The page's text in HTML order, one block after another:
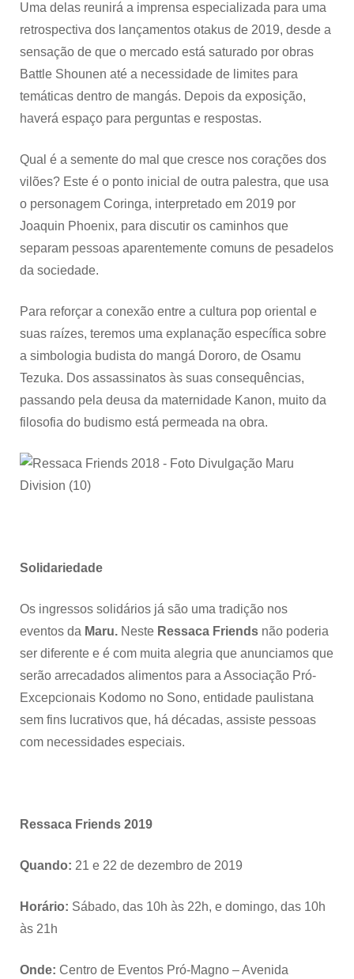
Uma delas reunirá a imprensa especializada para uma
retrospectiva dos lançamentos otakus de 2019, desde a
sensação de que o mercado está saturado por obras
Battle Shounen até a necessidade de limites para
temáticas dentro de mangás. Depois da exposição,
haverá espaço para perguntas e respostas.
Qual é a semente do mal que cresce nos corações dos
vilões? Este é o ponto inicial de outra palestra, que usa
o personagem Coringa, interpretado em 2019 por
Joaquin Phoenix, para discutir os caminhos que
separam pessoas aparentemente comuns de pesadelos
da sociedade.
Para reforçar a conexão entre a cultura pop oriental e
suas raízes, teremos uma explanação específica sobre
a simbologia budista do mangá Dororo, de Osamu
Tezuka. Dos assassinatos às suas consequências,
passando pela deusa da maternidade Kanon, muito da
filosofia do budismo está permeada na obra.
Solidariedade
Os ingressos solidários já são uma tradição nos
eventos da Maru. Neste Ressaca Friends não poderia
ser diferente e é com muita alegria que anunciamos que
serão arrecadados alimentos para a Associação Pró-
Excepcionais Kodomo no Sono, entidade paulistana
sem fins lucrativos que, há décadas, assiste pessoas
com necessidades especiais.
Ressaca Friends 2019
Quando: 21 e 22 de dezembro de 2019
Horário: Sábado, das 10h às 22h, e domingo, das 10h
às 21h
Onde: Centro de Eventos Pró-Magno – Avenida